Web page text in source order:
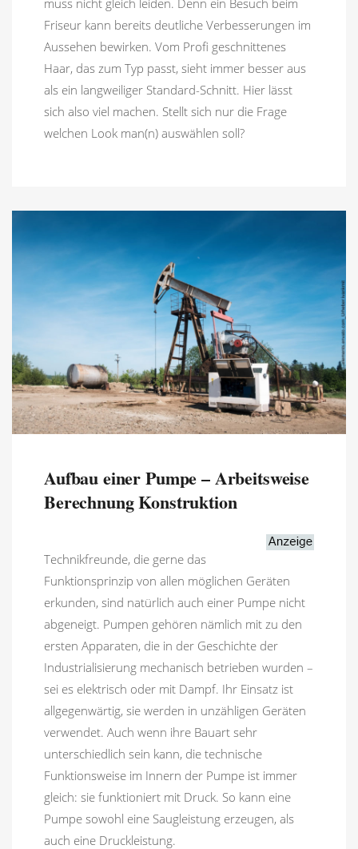
Friseur kann bereits deutliche Verbesserungen im
Aussehen bewirken. Vom Profi geschnittenes
Haar, das zum Typ passt, sieht immer besser aus
als ein langweiliger Standard-Schnitt. Hier lässt
sich also viel machen. Stellt sich nur die Frage
welchen Look man(n) auswählen soll?
Aufbau einer Pumpe – Arbeitsweise
Berechnung Konstruktion
Technikfreunde, die gerne das
Funktionsprinzip von allen möglichen Geräten
erkunden, sind natürlich auch einer Pumpe nicht
abgeneigt. Pumpen gehören nämlich mit zu den
ersten Apparaten, die in der Geschichte der
Industrialisierung mechanisch betrieben wurden –
sei es elektrisch oder mit Dampf. Ihr Einsatz ist
allgegenwärtig, sie werden in unzähligen Geräten
verwendet. Auch wenn ihre Bauart sehr
unterschiedlich sein kann, die technische
Funktionsweise im Innern der Pumpe ist immer
gleich: sie funktioniert mit Druck. So kann eine
Pumpe sowohl eine Saugleistung erzeugen, als
auch eine Druckleistung.